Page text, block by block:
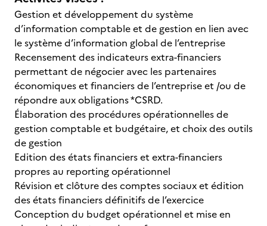
Gestion et développement du système
d’information comptable et de gestion en lien avec
le système d’information global de l’entreprise
Recensement des indicateurs extra-financiers
permettant de négocier avec les partenaires
économiques et financiers de l’entreprise et /ou de
répondre aux obligations *CSRD.
Élaboration des procédures opérationnelles de
gestion comptable et budgétaire, et choix des outils
de gestion
Edition des états financiers et extra-financiers
propres au reporting opérationnel
Révision et clôture des comptes sociaux et édition
des états financiers définitifs de l’exercice
Conception du budget opérationnel et mise en